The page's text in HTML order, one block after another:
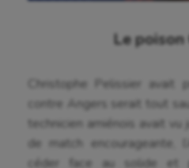
Le
Christophe Pelissier avait
contre Angers serait tout
technicien amiénois avait
de match encourageante,
céder face au solide et